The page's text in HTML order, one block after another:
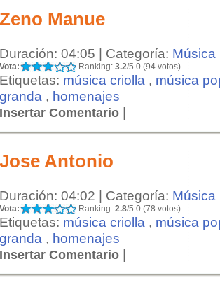
Zeno Manue
Duración: 04:05 | Categoría: Música
Vota: Ranking: 3.2/5.0 (94 votos)
Etiquetas: música criolla , música
granda , homenajes
Insertar Comentario |
Jose Antonio
Duración: 04:02 | Categoría: Música
Vota: Ranking: 2.8/5.0 (78 votos)
Etiquetas: música criolla , música
granda , homenajes
Insertar Comentario |